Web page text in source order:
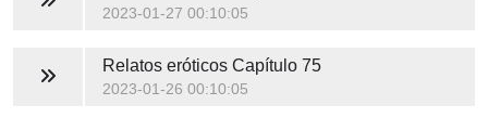
2023-01-27 00:10:05
Relatos eróticosCapítulo 75
2023-01-26 00:10:05